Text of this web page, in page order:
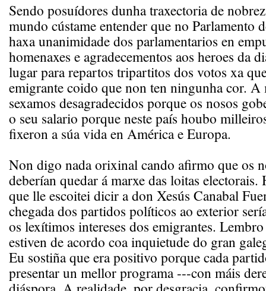
Sendo posuídores dunha traxectoria de
mundo cústame entender que no Parlamento
haxa unanimidade dos parlamentarios en
homenaxes e agradecementos aos heroes da
lugar para repartos tripartitos dos votos xa
emigrante coido que non ten ningunha cor. A
sexamos desagradecidos porque os nosos
o seu salario porque neste país houbo
fixeron a súa vida en América e Europa.
Non digo nada orixinal cando afirmo que os
deberían quedar á marxe das loitas electorais.
que lle escoitei dicir a don Xesús Canabal
chegada dos partidos políticos ao exterior
os lexítimos intereses dos emigrantes.
estiven de acordo coa inquietude do gran
Eu sostiña que era positivo porque cada
presentar un mellor programa ---con máis